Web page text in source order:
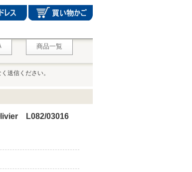
商品一覧
送信ください。
L082/03016